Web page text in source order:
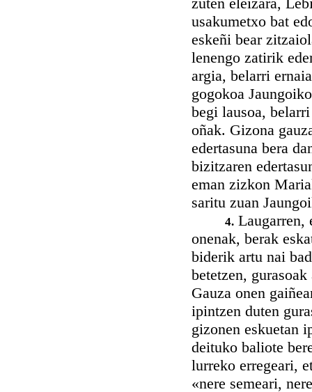
usakumetxo bat
eskeñi bear
lenengo zatirik
argia, belarri
gogokoa
begi lausoa,
oñak. Gizona
edertasuna bera
bizitzaren
eman zizkon
saritu zuan
4. Laugarren,
onenak, berak
biderik artu nai
betetzen,
Gauza onen
ipintzen duten
gizonen eskuetan
deituko baliote
lurreko erregeari,
«nere semeari,